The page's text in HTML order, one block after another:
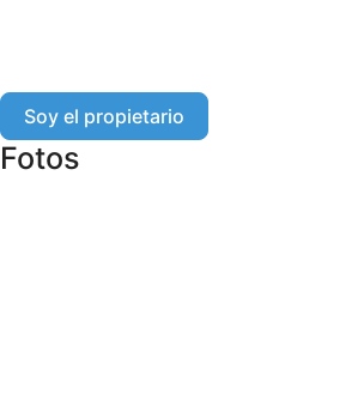
Soy el propietario
Fotos